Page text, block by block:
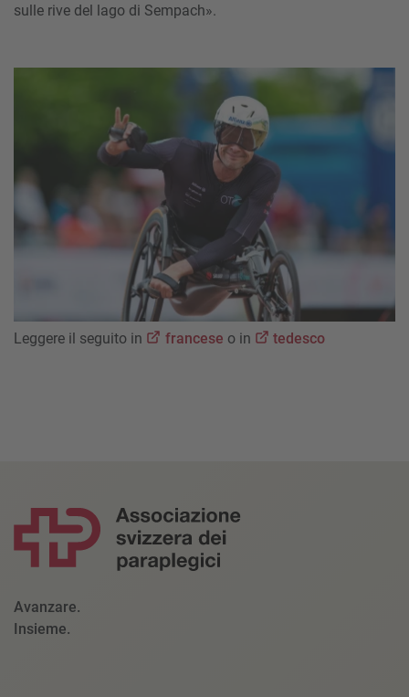
sulle rive del lago di Sempach».
Leggere il seguito in francese o in tedesco
Avanzare.
Insieme.